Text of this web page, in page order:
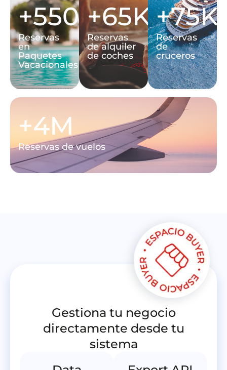
+550K
Reservas
en
Paquetes
Vacacionales
+65K
Reservas
de alquiler
de coches
+75K
Reservas
de
cruceros
+4M
Reservas de vuelos
Gestiona tu negocio
directamente desde tu
sistema